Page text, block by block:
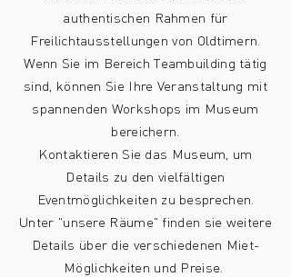
authentischen Rahmen für
Freilichtausstellungen von Oldtimern.
Wenn Sie im Bereich Teambuilding tätig
sind, können Sie Ihre Veranstaltung mit
spannenden Workshops im Museum
bereichern.
Kontaktieren Sie das Museum, um
Details zu den vielfältigen
Eventmöglichkeiten zu besprechen.
Unter "unsere Räume" finden sie weitere
Details über die verschiedenen Miet-
Möglichkeiten und Preise.